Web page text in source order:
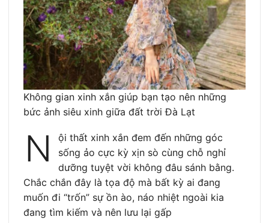
Không gian xinh xắn giúp bạn tạo nên những
bức ảnh siêu xinh giữa đất trời Đà Lạt
N
ội thất xinh xắn đem đến những góc
sống ảo cực kỳ xịn sò cùng chỗ nghỉ
dưỡng tuyệt vời không đâu sánh bằng.
Chắc chắn đây là tọa độ mà bất kỳ ai đang
muốn đi “trốn” sự ồn ào, náo nhiệt ngoài kia
đang tìm kiếm và nên lưu lại gấp